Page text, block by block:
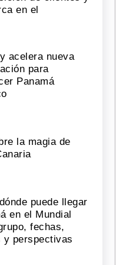
en el
acelera nueva
para
Panamá
la magia de
puede llegar
en el Mundial
fechas,
y perspectivas